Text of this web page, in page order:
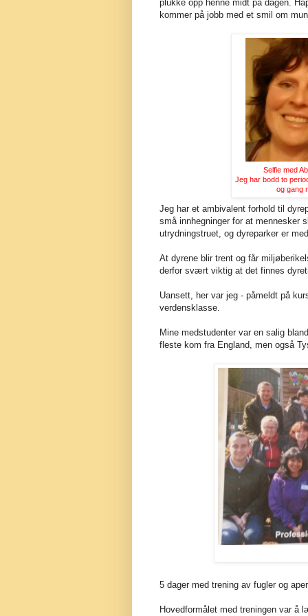
plukke opp henne midt på dagen.
kommer på jobb med et smil om
Selfie med
Jeg har bodd to
og gang
Jeg har et ambivalent forhold til
små innhegninger for at mennesker
utrydningstruet, og dyreparker er
At dyrene blir trent og får
derfor svært viktig at det finnes
Uansett, her var jeg - påmeldt på
verdensklasse.
Mine medstudenter var en salig
fleste kom fra England, men også
5 dager med trening av fugler og
Hovedformålet med treningen var å